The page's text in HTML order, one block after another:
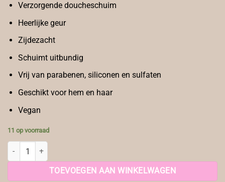
Verzorgende doucheschuim
Heerlijke geur
Zijdezacht
Schuimt uitbundig
Vrij van parabenen, siliconen en sulfaten
Geschikt voor hem en haar
Vegan
11 op voorraad
Marc Inbane Shower Foam 150ml aantal
TOEVOEGEN AAN WINKELWAGEN